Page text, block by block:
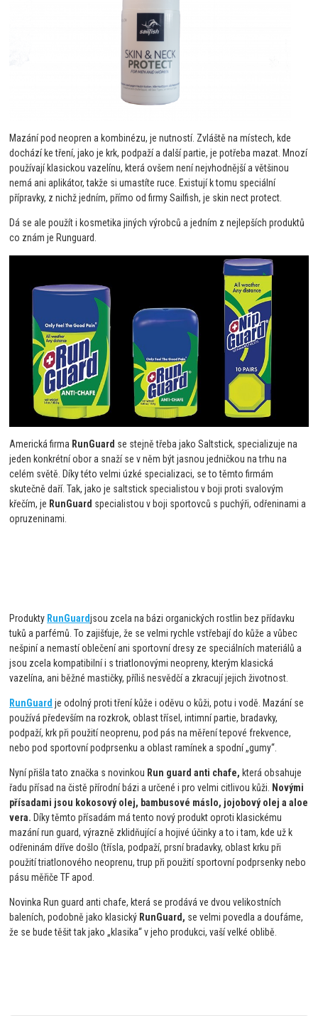
Mazání pod neopren a kombinézu, je nutností. Zvláště na místech, kde
dochází ke tření, jako je krk, podpaží a další partie, je potřeba mazat. Mnozí
používají klasickou vazelínu, která ovšem není nejvhodnější a většinou
nemá ani aplikátor, takže si umastíte ruce. Existují k tomu speciální
přípravky, z nichž jedním, přímo od firmy Sailfish, je skin nect protect.
Dá se ale použít i kosmetika jiných výrobců a jedním z nejlepších produktů
co znám je Runguard.
Americká firma RunGuard se stejně třeba jako Saltstick, specializuje na
jeden konkrétní obor a snaží se v něm být jasnou jedničkou na trhu na
celém světě. Díky této velmi úzké specializaci, se to těmto firmám
skutečně daří. Tak, jako je saltstick specialistou v boji proti svalovým
křečím, je RunGuard specialistou v boji sportovců s puchýři, odřeninami a
opruzeninami.
Produkty RunGuardjsou zcela na bázi organických rostlin bez přídavku
tuků a parfémů. To zajišťuje, že se velmi rychle vstřebají do kůže a vůbec
nešpiní a nemastí oblečení ani sportovní dresy ze speciálních materiálů a
jsou zcela kompatibilní i s triatlonovými neopreny, kterým klasická
vazelína, ani běžné mastičky, příliš nesvědčí a zkracují jejich životnost.
RunGuard je odolný proti tření kůže i oděvu o kůži, potu i vodě. Mazání se
používá především na rozkrok, oblast třísel, intimní partie, bradavky,
podpaží, krk při použití neoprenu, pod pás na měření tepové frekvence,
nebo pod sportovní podprsenku a oblast ramínek a spodní „gumy“.
Nyní přišla tato značka s novinkou Run guard anti chafe, která obsahuje
řadu přísad na čistě přírodní bázi a určené i pro velmi citlivou kůži.
Novými
přísadami jsou kokosový olej, bambusové máslo, jojobový olej a aloe
vera. Díky těmto přísadám má tento nový produkt oproti klasickému
mazání run guard, výrazně zklidňující a hojivé účinky a to i tam, kde už k
odřeninám dříve došlo (třísla, podpaží, prsní bradavky, oblast krku při
použití triatlonového neoprenu, trup při použití sportovní podprsenky nebo
pásu měřiče TF apod.
Novinka Run guard anti chafe, která se prodává ve dvou velikostních
baleních, podobně jako klasický RunGuard, se velmi povedla a doufáme,
že se bude těšit tak jako „klasika“ v jeho produkci, vaší velké oblibě.